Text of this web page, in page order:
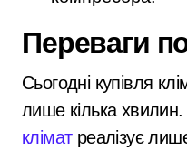
Переваги
Сьогодні купівля
лише кілька хвилин.
кліматреалізує